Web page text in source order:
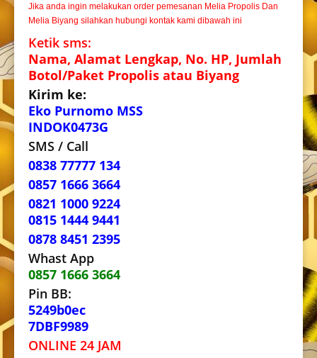
Jika anda ingin melakukan order pemesanan Melia Propolis Dan
Melia Biyang silahkan hubungi kontak kami dibawah ini
Ketik sms:
Nama, Alamat Lengkap, No. HP, Jumlah
Botol/Paket Propolis atau Biyang
Kirim ke:
Eko Purnomo MSS
INDOK0473G
SMS / Call
0838 77777 134
0857 1666 3664
0821 1000 9224
0815 1444 9441
0878 8451 2395
Whast App
0857 1666 3664
Pin BB:
5249b0ec
7DBF9989
ONLINE 24 JAM